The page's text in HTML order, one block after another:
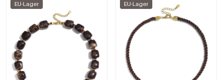
EU-Lager EU-Lager